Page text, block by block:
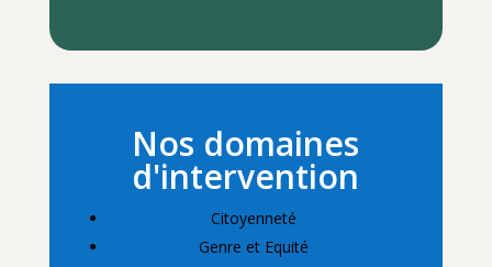
Nos domaines
d'intervention
Citoyenneté
Genre et Equité